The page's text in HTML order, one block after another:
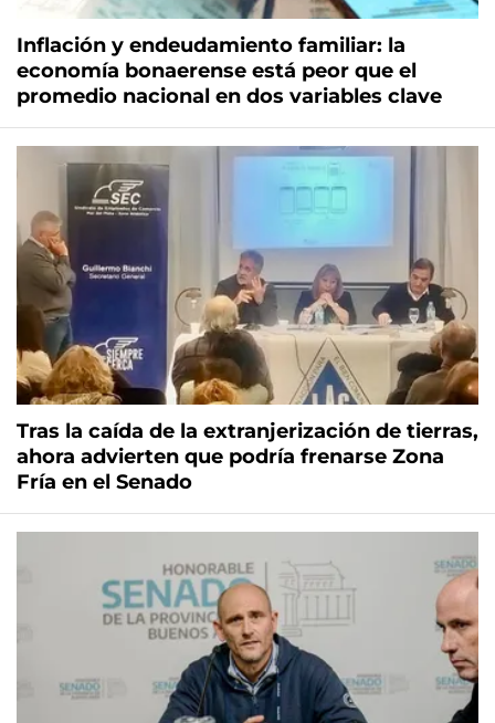
Inflación y endeudamiento familiar: la
economía bonaerense está peor que el
promedio nacional en dos variables clave
Tras la caída de la extranjerización de tierras,
ahora advierten que podría frenarse Zona
Fría en el Senado